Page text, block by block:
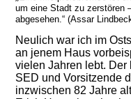
um eine Stadt zu zerstören
abgesehen.“ (Assar
Neulich war ich im
an jenem Haus
vielen Jahren lebt. Der
SED und Vorsitzende
inzwischen 82 Jahre